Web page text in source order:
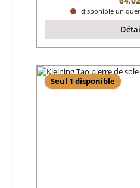
disponible
Seul 1 disponible